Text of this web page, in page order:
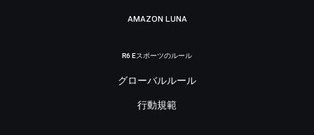
AMAZON LUNA
R6 Eスポーツのルール
グローバルルール
行動規範